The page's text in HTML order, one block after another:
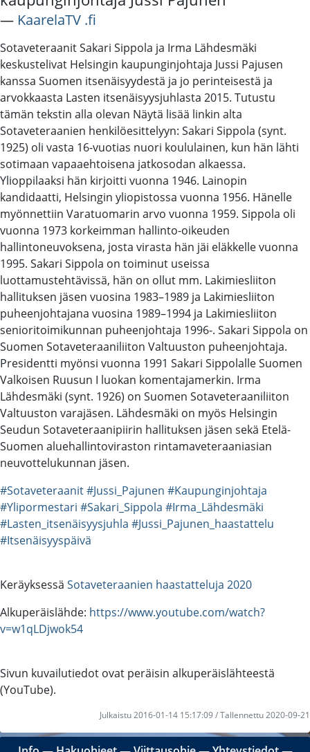
― KaarelaTV .fi
Sotaveteraanit Sakari Sippola ja Irma Lähdesmäki
keskustelivat Helsingin kaupunginjohtaja Jussi Pajusen
kanssa Suomen itsenäisyydestä ja jo perinteisestä ja
arvokkaasta Lasten itsenäisyysjuhlasta 2015. Tutustu
tämän tekstin alla olevan Näytä lisää linkin alta
Sotaveteraanien henkilöesittelyyn: Sakari Sippola (synt.
1925) oli vasta 16-vuotias nuori koululainen, kun hän lähti
sotimaan vapaaehtoisena jatkosodan alkaessa.
Ylioppilaaksi hän kirjoitti vuonna 1946. Lainopin
kandidaatti, Helsingin yliopistossa vuonna 1956. Hänelle
myönnettiin Varatuomarin arvo vuonna 1959. Sippola oli
vuonna 1973 korkeimman hallinto-oikeuden
hallintoneuvoksena, josta virasta hän jäi eläkkelle vuonna
1995. Sakari Sippola on toiminut useissa
luottamustehtävissä, hän on ollut mm. Lakimiesliiton
hallituksen jäsen vuosina 1983–1989 ja Lakimiesliiton
puheenjohtajana vuosina 1989–1994 ja Lakimiesliiton
senioritoimikunnan puheenjohtaja 1996-. Sakari Sippola on
Suomen Sotaveteraaniliiton Valtuuston puheenjohtaja.
Presidentti myönsi vuonna 1991 Sakari Sippolalle Suomen
Valkoisen Ruusun I luokan komentajamerkin. Irma
Lähdesmäki (synt. 1926) on Suomen Sotaveteraaniliiton
Valtuuston varajäsen. Lähdesmäki on myös Helsingin
Seudun Sotaveteraanipiirin hallituksen jäsen sekä Etelä-
Suomen aluehallintoviraston rintamaveteraaniasian
neuvottelukunnan jäsen.
#Sotaveteraanit#Jussi_Pajunen #Kaupunginjohtaja
#Ylipormestari #Sakari_Sippola #Irma_Lähdesmäki
#Lasten_itsenäisyysjuhla #Jussi_Pajunen_haastattelu
#Itsenäisyyspäivä
Keräyksessä Sotaveteraanien haastatteluja 2020
Alkuperäislähde: https://www.youtube.com/watch?
v=w1qLDjwok54
Sivun kuvailutiedot ovat peräisin alkuperäislähteestä
(YouTube).
Julkaistu 2016-01-14 15:17:09 / Tallennettu 2020-09-21